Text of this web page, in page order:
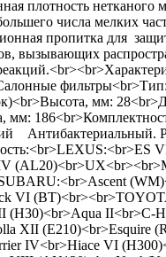
плотность нетканого
числа мелких
пропитка для
вызывающих
мм:
мм:
Антибактериальный.
VI
(H30)<br>Aqua II<br>C-
XII (E210)<br>Esquire
IV<br>Hiace VI